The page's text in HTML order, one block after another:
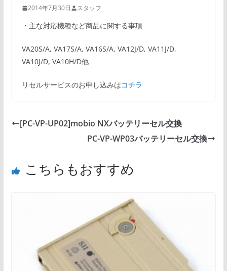
2014年7月30日 スタッフ
・主な対応機種など商品に関する事項
VA20S/A, VA17S/A, VA16S/A, VA12J/D, VA11J/D,
VA10J/D, VA10H/D他
リセルサービスのお申し込みはコチラ
[PC-VP-UP02]mobio NXバッテリーセル交換
PC-VP-WP03バッテリーセル交換
こちらもおすすめ